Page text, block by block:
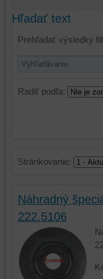
Hľadať text
Prehľadať výsledky
Radiť podľa:
Stránkovanie:
Náhradný
222.5106